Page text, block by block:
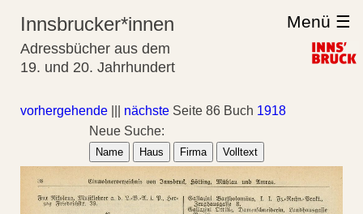
Innsbrucker*innen
Adressbücher aus dem
19. und 20. Jahrhundert
Menü ☰
vorhergehende nächste Seite 86 Buch 1918
Neue Suche:
Name Haus Firma Volltext